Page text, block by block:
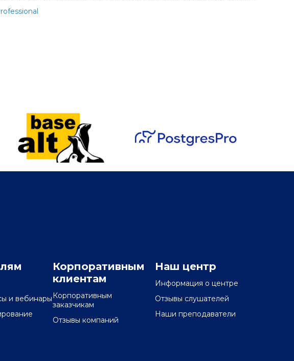
и вебинары
Корпоративным
клиентам
Корпоративным
заказчикам
Отзывы компаний
Наш центр
Информация о центре
Отзывы слушателей
Наши преподаватели